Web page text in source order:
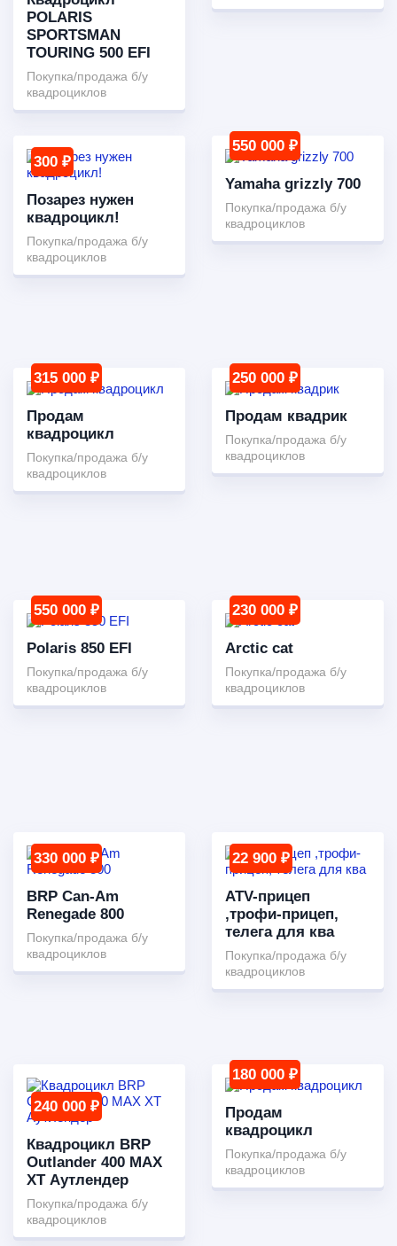
POLARIS
SPORTSMAN
TOURING 500 EFI
Покупка/продажа б/у
квадроциклов
300 ₽
Позарез нужен
квадроцикл!
Покупка/продажа б/у
квадроциклов
550 000 ₽
Yamaha grizzly 700
Покупка/продажа б/у
квадроциклов
315 000 ₽
Продам
квадроцикл
Покупка/продажа б/у
квадроциклов
250 000 ₽
Продам квадрик
Покупка/продажа б/у
квадроциклов
550 000 ₽
Polaris 850 EFI
Покупка/продажа б/у
квадроциклов
230 000 ₽
Arctic cat
Покупка/продажа б/у
квадроциклов
330 000 ₽
BRP Can-Am
Renegade 800
Покупка/продажа б/у
квадроциклов
22 900 ₽
ATV-прицеп
,трофи-прицеп,
телега для ква
Покупка/продажа б/у
квадроциклов
240 000 ₽
Квадроцикл BRP
Outlander 400 MAX
XT Аутлендер
Покупка/продажа б/у
квадроциклов
180 000 ₽
Продам
квадроцикл
Покупка/продажа б/у
квадроциклов